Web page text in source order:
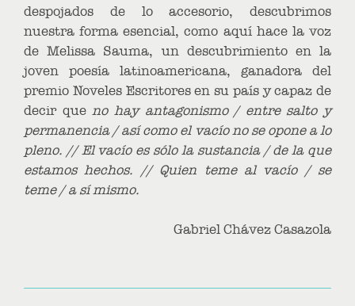
despojados de lo accesorio, descubrimos
nuestra forma esencial, como aquí hace la voz
de Melissa Sauma, un descubrimiento en la
joven poesía latinoamericana, ganadora del
premio Noveles Escritores en su país y capaz de
decir queno hay antagonismo / entre salto y
permanencia / así como el vacío no se opone a lo
pleno. // El vacío es sólo la sustancia / de la que
estamos hechos. // Quien teme al vacío / se
teme / a sí mismo.
Gabriel Chávez Casazola